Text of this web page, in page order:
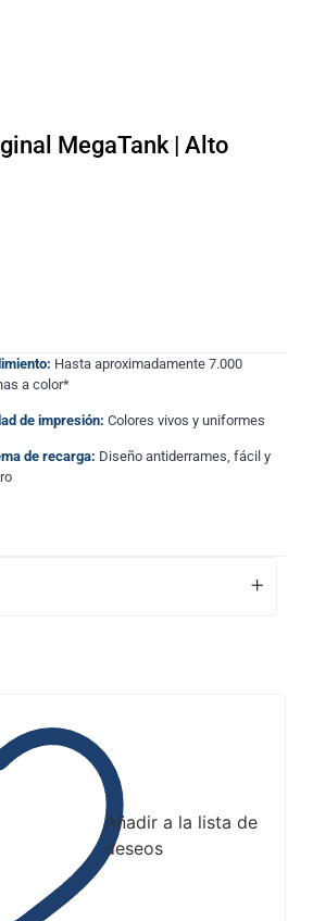
MegaTank | Alto
Hasta aproximadamente 7.000
a color*
de impresión: Colores vivos y uniformes
de recarga: Diseño antiderrames, fácil y
+
Añadir a la lista de
deseos